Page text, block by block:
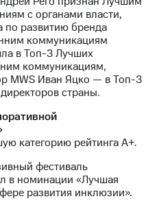
с органами власти,
по развитию бренда
коммуникациям
в Топ-3 Лучших
коммуникациям,
MWS Иван Яцко — в Топ-3
страны.
категорию рейтинга А+.
фестиваль
в номинации «Лучшая
развития инклюзии».